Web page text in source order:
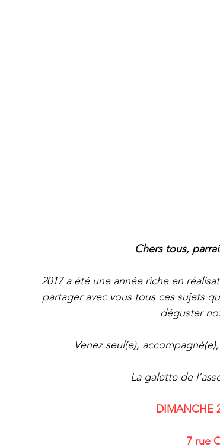
Chers tous,
2017 a été une année riche en
partager avec vous tous ces sujets
déguster
Venez seul(e), accompagné(e),
La galette de
DIMANCHE
7 rue